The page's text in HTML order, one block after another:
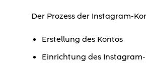
Der Prozess der Instagram-
Erstellung des Kontos
Einrichtung des